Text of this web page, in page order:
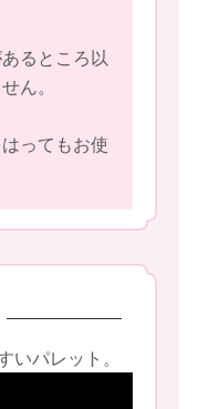
るところ以
ん。
ってもお使
パレット。